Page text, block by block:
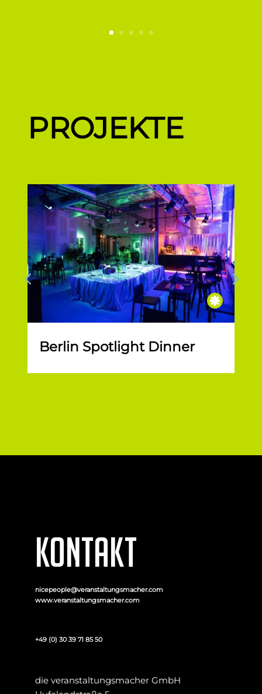
PROJEKTE
Berlin Spotlight Dinner
KONTAKT
nicepeople@veranstaltungsmacher.com
www.veranstaltungsmacher.com
+49 (0) 30 39 71 85 50
die veranstaltungsmacher GmbH